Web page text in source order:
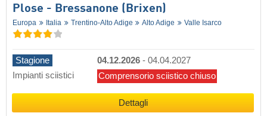
Plose - Bressanone (Brixen)
Europa Italia Trentino-Alto Adige Alto Adige Valle Isarco
Stagione 04.12.2026 - 04.04.2027
Impianti sciistici
Comprensorio sciistico chiuso
Dettagli